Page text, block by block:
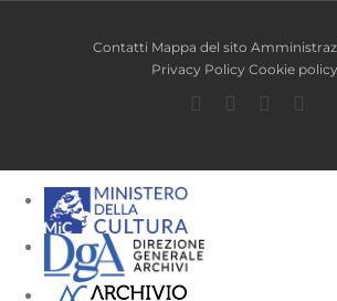
Contatti Mappa del sito
Privacy Policy Cookie policy
Facebook
TwitterYouTube